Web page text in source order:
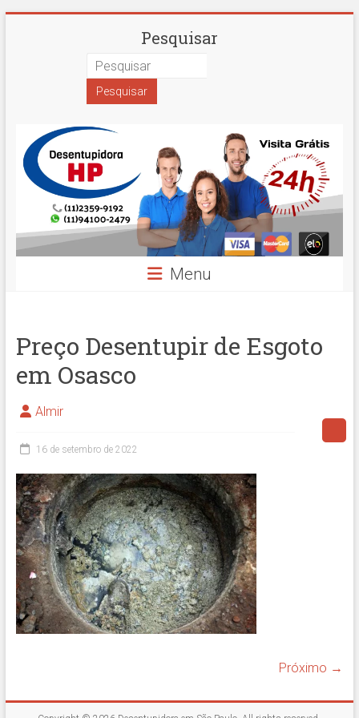
Desentupidora
Paulo
Hidro
Prime
Pesquisar
Menu
Preço Desentupir de Esgoto
em Osasco
Almir
16 de setembro de 2022
Próximo →